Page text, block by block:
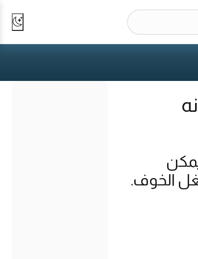
الخوف.